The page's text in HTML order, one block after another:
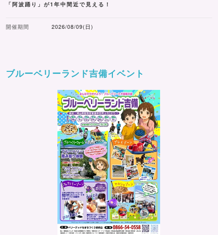
「阿波踊り」が1年中間近で見える！
開催期間 2026/08/09(日)
ブルーベリーランド吉備イベント